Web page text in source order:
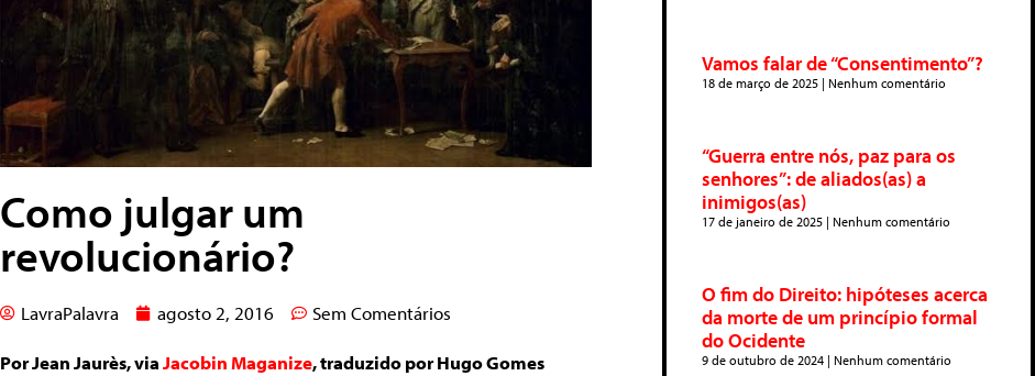
Como julgar um
revolucionário?
LavraPalavra agosto 2, 2016 Sem Comentários
Por Jean Jaurès, viaJacobin Maganize, traduzido por Hugo Gomes
Vamos falar de “Consentimento”?
18 de março de 2025 Nenhum comentário
“Guerra entre nós, paz para os
senhores”: de aliados(as) a
inimigos(as)
17 de janeiro de 2025 Nenhum comentário
O fim do Direito: hipóteses acerca
da morte de um princípio formal
do Ocidente
9 de outubro de 2024 Nenhum comentário